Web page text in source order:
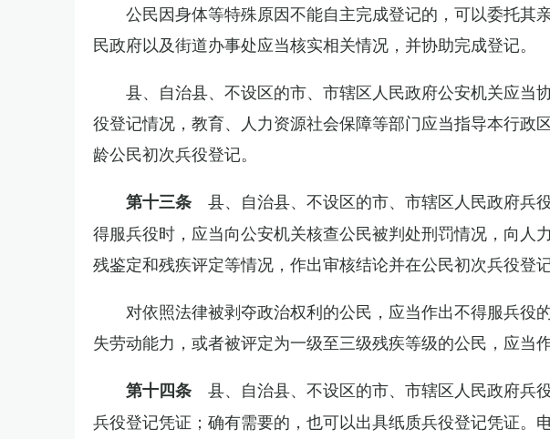
公民因身体等特殊原因不能自主完成登记的，可以委托其
民政府以及街道办事处应当核实相关情况，并协助完成登记。
县、自治县、不设区的市、市辖区人民政府公安机关应当
役登记情况，教育、人力资源社会保障等部门应当指导本行政
龄公民初次兵役登记。
第十三条 县、自治县、不设区的市、市辖区人民政府兵
得服兵役时，应当向公安机关核查公民被判处刑罚情况，向人
残鉴定和残疾评定等情况，作出审核结论并在公民初次兵役登
对依照法律被剥夺政治权利的公民，应当作出不得服兵役
失劳动能力，或者被评定为一级至三级残疾等级的公民，应当
第十四条 县、自治县、不设区的市、市辖区人民政府兵
兵役登记凭证；确有需要的，也可以出具纸质兵役登记凭证。